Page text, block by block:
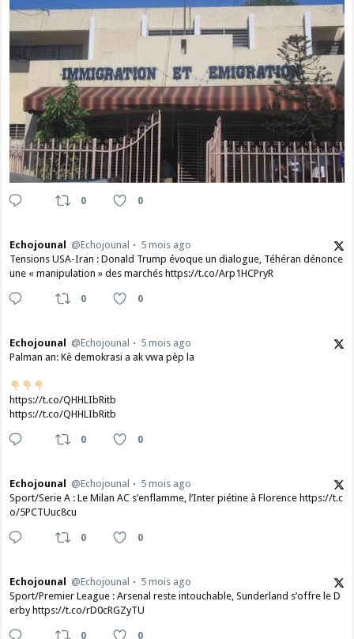
0 0
Echojounal @Echojounal
5 mois ago
Tensions USA-Iran : Donald Trump évoque un dialogue, Téhéran dénonce
une « manipulation » des marchés https://t.co/Arp1HCPryR
0 0
Echojounal @Echojounal
5 mois ago
Palman an: Kè demokrasi a ak vwa pèp la
https://t.co/QHHLIbRitb
https://t.co/QHHLIbRitb
0 0
Echojounal @Echojounal
5 mois ago
Sport/Serie A : Le Milan AC s’enflamme, l’Inter piétine à Florence https://t.c
o/5PCTUuc8cu
0 0
Echojounal @Echojounal
5 mois ago
Sport/Premier League : Arsenal reste intouchable, Sunderland s’offre le D
erby https://t.co/rD0cRGZyTU
0 0